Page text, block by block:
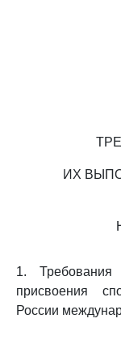
ИХ
1.
присвоения
России